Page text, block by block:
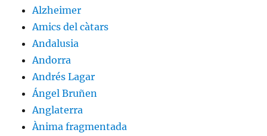
Alzheimer
Amics del càtars
Andalusia
Andorra
Andrés Lagar
Ángel Bruñen
Anglaterra
Ànima fragmentada